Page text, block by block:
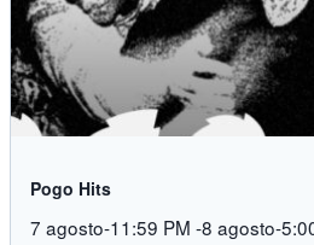
Pogo Hits
7 agosto-11:59 PM -8 agosto-